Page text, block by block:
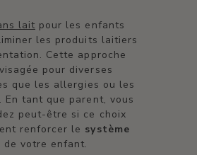
laitpour les enfants
les produits laitiers
Cette approche
pour diverses
que les allergies ou les
En tant que parent, vous
peut-être si ce choix
renforcer le système
de votre enfant.